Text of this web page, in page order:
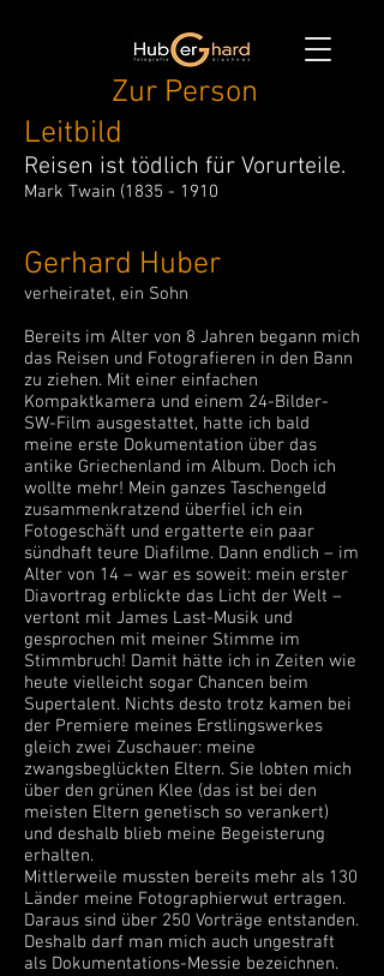
Zur Person
Leitbild
Reisen ist tödlich für Vorurteile.
Mark Twain (1835 - 1910
Gerhard Huber
verheiratet, ein Sohn
Bereits im Alter von 8 Jahren begann mich
das Reisen und Fotografieren in den Bann
zu ziehen. Mit einer einfachen
Kompaktkamera und einem 24-Bilder-
SW-Film ausgestattet, hatte ich bald
meine erste Dokumentation über das
antike Griechenland im Album. Doch ich
wollte mehr! Mein ganzes Taschengeld
zusammenkratzend überfiel ich ein
Fotogeschäft und ergatterte ein paar
sündhaft teure Diafilme. Dann endlich – im
Alter von 14 – war es soweit: mein erster
Diavortrag erblickte das Licht der Welt –
vertont mit James Last-Musik und
gesprochen mit meiner Stimme im
Stimmbruch! Damit hätte ich in Zeiten wie
heute vielleicht sogar Chancen beim
Supertalent. Nichts desto trotz kamen bei
der Premiere meines Erstlingswerkes
gleich zwei Zuschauer: meine
zwangsbeglückten Eltern. Sie lobten mich
über den grünen Klee (das ist bei den
meisten Eltern genetisch so verankert)
und deshalb blieb meine Begeisterung
erhalten.
Mittlerweile mussten bereits mehr als 130
Länder meine Fotographierwut ertragen.
Daraus sind über 250 Vorträge entstanden.
Deshalb darf man mich auch ungestraft
als Dokumentations-Messie bezeichnen.